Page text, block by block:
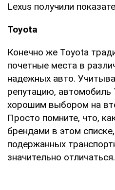
Lexus получили
Toyota
Конечно же Toyota
почетные места в
надежных авто.
репутацию,
хорошим выбором на
Просто помните, что,
брендами в этом
подержанных
значительно отличаться.